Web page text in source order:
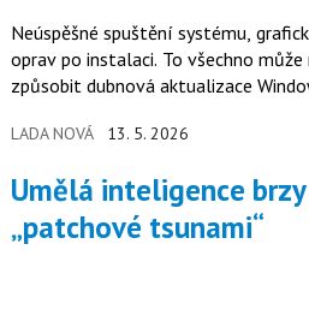
Neúspěšné spuštění systému,
oprav po instalaci. To všechno
způsobit dubnová aktualizace
LADA NOVÁ 13. 5. 2026
Umělá inteligence brzy vyvolá
„patchové tsunami“